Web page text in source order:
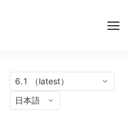
6.1 （latest）
日本語